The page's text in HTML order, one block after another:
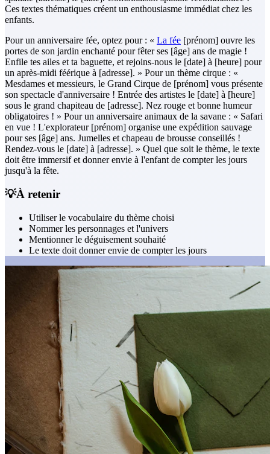
Ces textes thématiques créent un enthousiasme immédiat chez les
enfants.
Pour un anniversaire fée, optez pour : « La fée [prénom] ouvre les
portes de son jardin enchanté pour fêter ses [âge] ans de magie !
Enfile tes ailes et ta baguette, et rejoins-nous le [date] à [heure] pour
un après-midi féérique à [adresse]. » Pour un thème cirque : «
Mesdames et messieurs, le Grand Cirque de [prénom] vous présente
son spectacle d'anniversaire ! Entrée des artistes le [date] à [heure]
sous le grand chapiteau de [adresse]. Nez rouge et bonne humeur
obligatoires ! » Pour un anniversaire animaux de la savane : « Safari
en vue ! L'explorateur [prénom] organise une expédition sauvage
pour ses [âge] ans. Jumelles et chapeau de brousse conseillés !
Rendez-vous le [date] à [adresse]. » Quel que soit le thème, le texte
doit être immersif et donner envie à l'enfant de compter les jours
jusqu'à la fête.
💡À retenir
Utiliser le vocabulaire du thème choisi
Nommer les personnages et l'univers
Mentionner le déguisement souhaité
Le texte doit donner envie de compter les jours